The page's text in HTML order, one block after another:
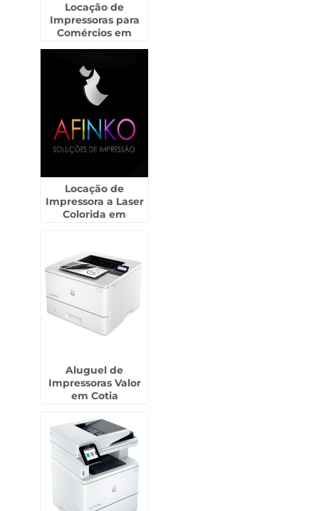
Locação de
Impressoras para
Comércios em
Locação de
Impressora a Laser
Colorida em
Aluguel de
Impressoras Valor
em Cotia